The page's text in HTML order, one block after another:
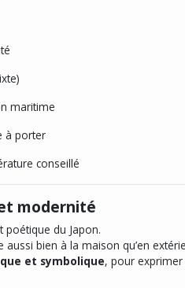
maritime
à porter
conseillé
modernité
poétique du Japon.
bien à la maison qu’en
et symbolique, pour